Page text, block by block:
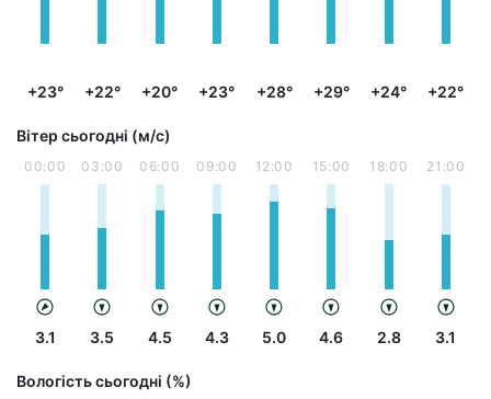
+23° +22° +20° +23° +28° +29° +24° +22°
Вітер сьогодні (м/с)
00:00
3.1
03:00
3.5
06:00
4.5
09:00
4.3
12:00
5.0
15:00
4.6
18:00
2.8
21:00
3.1
Вологість сьогодні (%)